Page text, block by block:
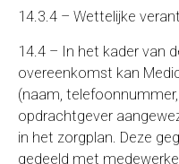
14.3.4 – Wettelijke
14.4 – In het kader van
overeenkomst kan
(naam,
opdrachtgever
in het zorgplan. Deze
gedeeld met